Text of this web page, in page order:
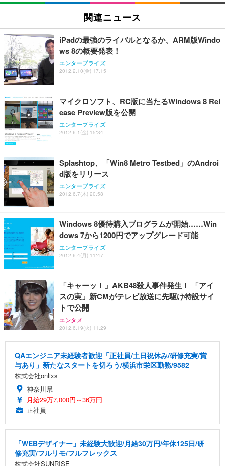
Sezlife オフィスチェア デスクチェア 疲れない テレ
ワーク チェア 強化バックレスト 30度ロッキング機
レスト 3Dヘッドレスト ハンガー付き 高反発クッシ
ョン PCチェア 通気性メッシュ ゲーミング/勉強/事
務用 おしゃれ パソコンチェア (ブラック)
￥7,680
Sezlife オフィスチェア デスクチェア 疲れない テレ
レスト 3Dヘッドレスト ハンガー付き 高反発クッシ
ョン PCチェア 通気性メッシュ ゲーミング/勉強/事
務用 おしゃれ パソコンチェア (ホワイト)
￥7,680
ANDWINT オフィスチェア デスクチェア 肘なし メ
ト 幅52×奥行58.5×高さ84～96cm テレワーク 在宅
勤務 ブラック
￥4,139
【純正品】27"ゲーミングモニター DualSense 充電
フック付き（CFI-ZDM1J）
￥49,979
【整備済み品】Dell E2724HS 27インチ 液晶モニタ
応 ComfortView ビジネス向け
￥15,800
【MiniLED/24.5inch/280Hz/FHD】GRAPHT THE S
像低減 (3年保証 | 輝点保証 | 日本メーカー)
￥34,980
ネオ・ルーライフ ネオ・オムツ L 中型犬用 26枚入
り 単品
￥1,800
Smart Basic(スマートベーシック) 【Amazon.co.jp
￥3,670
アイリスオーヤマ ペットシーツ 超厚型 お徳用 レギ
￥3,731
関連ニュース
iPadの最強のライバルとなるか、ARM版Windo
ws 8の概要発表！
エンタープライズ
2012.2.10(金) 17:15
マイクロソフト、RC版に当たるWindows 8 Rel
ease Preview版を公開
エンタープライズ
2012.6.1(金) 15:34
Splashtop、「Win8 Metro Testbed」のAndroi
d版をリリース
エンタープライズ
2012.6.7(木) 20:58
Windows 8優待購入プログラムが開始……Win
dows 7から1200円でアップグレード可能
エンタープライズ
2012.6.4(月) 11:47
「キャーッ！」AKB48殺人事件発生！ 「アイ
スの実」新CMがテレビ放送に先駆け特設サイ
トで公開
エンタメ
2012.6.19(火) 11:29
QAエンジニア未経験者歓迎「正社員/土日祝休み/研修充実/賞
与あり」新たなスタートを切ろう/横浜市栄区勤務/9582
株式会社onlixs
神奈川県
月給29万7,000円～36万円
正社員
「WEBデザイナー」未経験大歓迎/月給30万円/年休125日/研
修充実/フルリモ/フルフレックス
株式会社SUNRISE